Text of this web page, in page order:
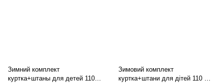
Зимний комплект
куртка+штаны для детей 110
Зимовий комплект
куртка+штани для дітей 110 см